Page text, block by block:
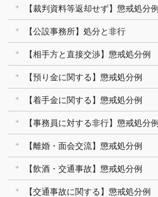
【裁判資料等返却せず】懲戒処分例
【公設事務所】処分と非行
【相手方と直接交渉】懲戒処分例
【預り金に関する】懲戒処分例
【着手金に関する】懲戒処分例
【事務員に対する非行】懲戒処分例
【離婚・面会交流】懲戒処分例
【飲酒・交通事故】懲戒処分例
【交通事故に関する】懲戒処分例